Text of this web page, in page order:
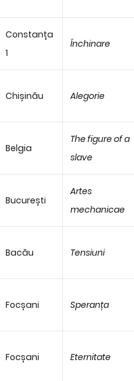
Constanța
1
Închinare
Chișinău Alegorie
Belgia
The figure of a
slave
București
Artes
mechanicae
Bacău Tensiuni
Focșani Speranța
Focșani Eternitate